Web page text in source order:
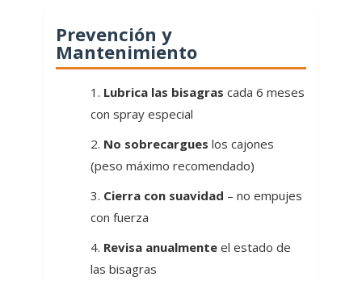
Prevención y
Mantenimiento
Lubrica las bisagras cada 6 meses
con spray especial
No sobrecargues los cajones
(peso máximo recomendado)
Cierra con suavidad – no empujes
con fuerza
Revisa anualmente el estado de
las bisagras